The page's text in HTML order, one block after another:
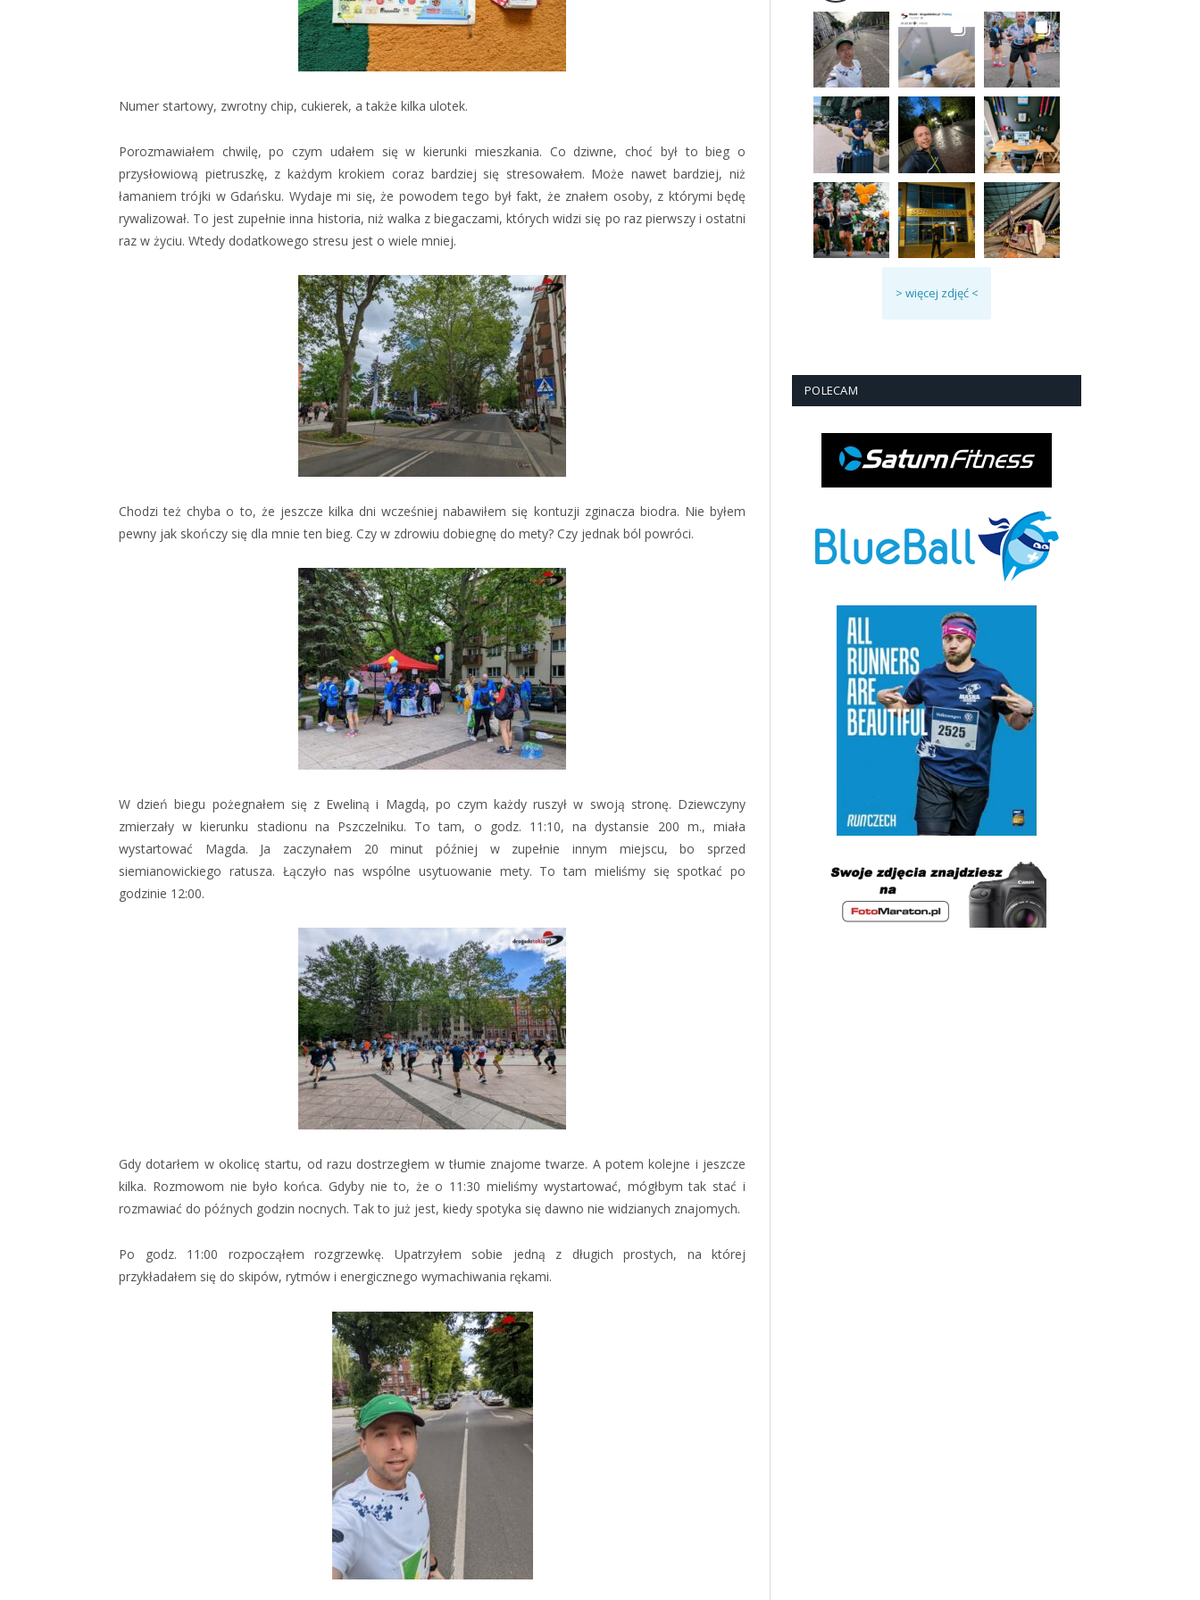
Numer startowy, zwrotny chip, cukierek, a także kilka ulotek.
Porozmawiałem chwilę, po czym udałem się w kierunki mieszkania. Co dziwne, choć był to bieg o
przysłowiową pietruszkę, z każdym krokiem coraz bardziej się stresowałem. Może nawet bardziej, niż
łamaniem trójki w Gdańsku. Wydaje mi się, że powodem tego był fakt, że znałem osoby, z którymi będę
rywalizował. To jest zupełnie inna historia, niż walka z biegaczami, których widzi się po raz pierwszy i ostatni
raz w życiu. Wtedy dodatkowego stresu jest o wiele mniej.
Chodzi też chyba o to, że jeszcze kilka dni wcześniej nabawiłem się kontuzji zginacza biodra. Nie byłem
pewny jak skończy się dla mnie ten bieg. Czy w zdrowiu dobiegnę do mety? Czy jednak ból powróci.
W dzień biegu pożegnałem się z Eweliną i Magdą, po czym każdy ruszył w swoją stronę. Dziewczyny
zmierzały w kierunku stadionu na Pszczelniku. To tam, o godz. 11:10, na dystansie 200 m., miała
wystartować Magda. Ja zaczynałem 20 minut później w zupełnie innym miejscu, bo sprzed
siemianowickiego ratusza. Łączyło nas wspólne usytuowanie mety. To tam mieliśmy się spotkać po
godzinie 12:00.
Gdy dotarłem w okolicę startu, od razu dostrzegłem w tłumie znajome twarze. A potem kolejne i jeszcze
kilka. Rozmowom nie było końca. Gdyby nie to, że o 11:30 mieliśmy wystartować, mógłbym tak stać i
rozmawiać do późnych godzin nocnych. Tak to już jest, kiedy spotyka się dawno nie widzianych znajomych.
Po godz. 11:00 rozpocząłem rozgrzewkę. Upatrzyłem sobie jedną z długich prostych, na której
przykładałem się do skipów, rytmów i energicznego wymachiwania rękami.
> więcej zdjęć <
POLECAM